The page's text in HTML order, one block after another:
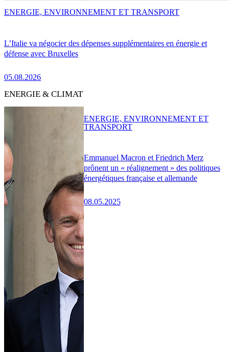
L’Italie va négocier des dépenses supplémentaires en énergie et
défense avec Bruxelles
05.08.2026
ENERGIE, ENVIRONNEMENT ET TRANSPORT
ENERGIE & CLIMAT
Emmanuel Macron et Friedrich Merz
prônent un « réalignement » des politiques
énergétiques française et allemande
08.05.2025
ENERGIE, ENVIRONNEMENT ET
TRANSPORT